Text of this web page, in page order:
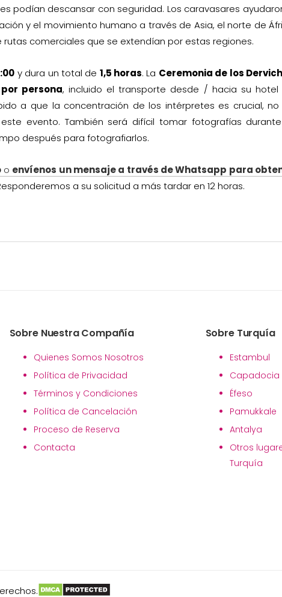
podían descansar con seguridad. Los caravasares
y el movimiento humano a través de Asia, el norte de
comerciales que se extendían por estas regiones.
y dura un total de 1,5 horas. La Ceremonia de los
persona, incluido el transporte desde / hacia su hotel
a que la concentración de los intérpretes es crucial, no
evento. También será difícil tomar fotografías
después para fotografiarlos.
o envíenos un mensaje a través de Whatsapp para
a su solicitud a más tardar en 12 horas.
Sobre Nuestra Compañía
Quienes Somos Nosotros
Política de Privacidad
Términos y Condiciones
Política de Cancelación
Proceso de Reserva
Contacta
Sobre Turquía
Estambul
Capadocia
Éfeso
Pamukkale
Antalya
Otros
Turquía